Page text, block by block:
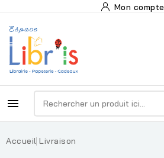
Mon compte

Accueil Livraison